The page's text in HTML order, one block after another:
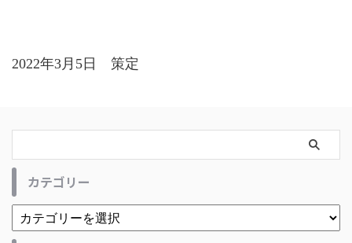
2022年3月5日 策定
カテゴリー